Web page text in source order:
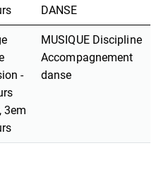
DANSE
-
3em
MUSIQUE Discipline
Accompagnement
danse